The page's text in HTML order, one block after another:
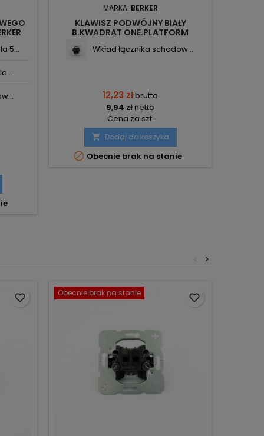
5...
MARKA: BERKER
KLAWISZ PODWÓJNY BIAŁY
B.KWADRAT ONE.PLATFORM
Wkład łącznika schodow...
12,23 złbrutto
9,94 złnetto
Cena za szt.
 Dodaj do koszyka
 Obecnie brak na stanie
>
<
favorite_border Obecnie brak na stanie favorite_border